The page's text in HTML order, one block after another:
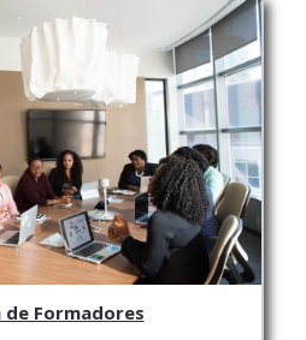
de Formadores